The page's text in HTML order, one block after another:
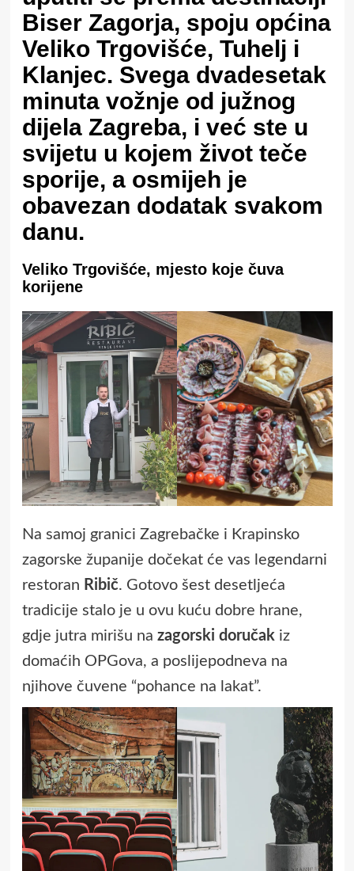
Biser Zagorja, spoju općina
Veliko Trgovišće, Tuhelj i
Klanjec. Svega dvadesetak
minuta vožnje od južnog
dijela Zagreba, i već ste u
svijetu u kojem život teče
sporije, a osmijeh je
obavezan dodatak svakom
danu.
Veliko Trgovišće, mjesto koje čuva
korijene
Na samoj granici Zagrebačke i Krapinsko
zagorske županije dočekat će vas legendarni
restoran Ribič. Gotovo šest desetljeća
tradicije stalo je u ovu kuću dobre hrane,
gdje jutra mirišu na zagorski doručakiz
domaćih OPGova, a poslijepodneva na
njihove čuvene “pohance na lakat”.